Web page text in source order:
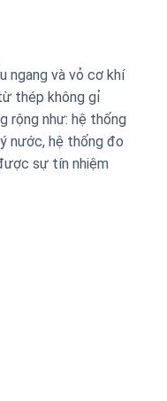
ngang và vỏ cơ khí
thép không gỉ
rộng như: hệ thống
nước, hệ thống đo
sự tín nhiệm